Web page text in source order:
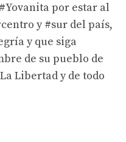
por estar al
y #sur del país,
y que siga
de su pueblo de
Libertad y de todo